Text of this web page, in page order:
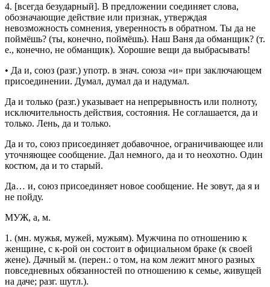
4. [всегда безударный]. В предложении соединяет слова,
обозначающие действие или признак, утверждая
невозможность сомнения, уверенность в обратном. Ты да не
поймёшь? (ты, конечно, поймёшь). Наш Ваня да обманщик? (т.
е., конечно, не обманщик). Хорошие вещи да выбрасывать!
• Да и, союз (разг.) употр. в знач. союза «и» при заключающем
присоединении. Думал, думал да и надумал.
Да и только (разг.) указывает на непрерывность или полноту,
исключительность действия, состояния. Не соглашается, да и
только. Лень, да и только.
Да и то, союз присоединяет добавочное, ограничивающее или
уточняющее сообщение. Дал немного, да и то неохотно. Один
костюм, да и то старый.
Да… и, союз присоединяет новое сообщение. Не зовут, да я и
не пойду.
МУЖ, а, м.
1. (мн. мужья, мужей, мужьям). Мужчина по отношению к
женщине, с к-рой он состоит в официальном браке (к своей
жене). Дачный м. (перен.: о том, на ком лежит много разных
повседневных обязанностей по отношению к семье, живущей
на даче; разг. шутл.).